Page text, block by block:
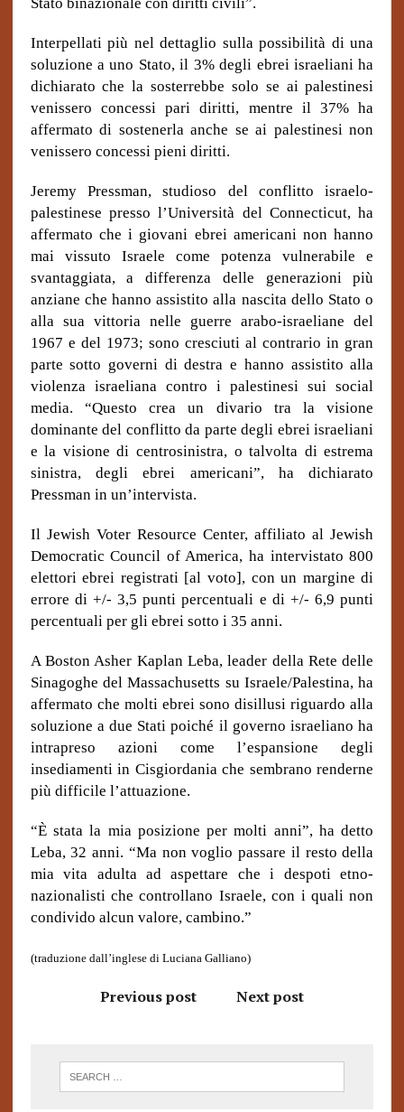
Interpellati più nel dettaglio sulla possibilità di una
soluzione a uno Stato, il 3% degli ebrei israeliani ha
dichiarato che la sosterrebbe solo se ai palestinesi
venissero concessi pari diritti, mentre il 37% ha
affermato di sostenerla anche se ai palestinesi non
venissero concessi pieni diritti.
Jeremy Pressman, studioso del conflitto israelo-
palestinese presso l’Università del Connecticut, ha
affermato che i giovani ebrei americani non hanno
mai vissuto Israele come potenza vulnerabile e
svantaggiata, a differenza delle generazioni più
anziane che hanno assistito alla nascita dello Stato o
alla sua vittoria nelle guerre arabo-israeliane del
1967 e del 1973; sono cresciuti al contrario in gran
parte sotto governi di destra e hanno assistito alla
violenza israeliana contro i palestinesi sui social
media. “Questo crea un divario tra la visione
dominante del conflitto da parte degli ebrei israeliani
e la visione di centrosinistra, o talvolta di estrema
sinistra, degli ebrei americani”, ha dichiarato
Pressman in un’intervista.
Il Jewish Voter Resource Center, affiliato al Jewish
Democratic Council of America, ha intervistato 800
elettori ebrei registrati [al voto], con un margine di
errore di +/- 3,5 punti percentuali e di +/- 6,9 punti
percentuali per gli ebrei sotto i 35 anni.
A Boston Asher Kaplan Leba, leader della Rete delle
Sinagoghe del Massachusetts su Israele/Palestina, ha
affermato che molti ebrei sono disillusi riguardo alla
soluzione a due Stati poiché il governo israeliano ha
intrapreso azioni come l’espansione degli
insediamenti in Cisgiordania che sembrano renderne
più difficile l’attuazione.
“È stata la mia posizione per molti anni”, ha detto
Leba, 32 anni. “Ma non voglio passare il resto della
mia vita adulta ad aspettare che i despoti etno-
nazionalisti che controllano Israele, con i quali non
condivido alcun valore, cambino.”
(traduzione dall’inglese di Luciana Galliano)
Previous post Next post